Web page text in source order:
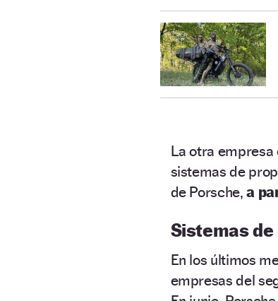
La otra empresa
sistemas de
de Porsche,a
Sistemas
En los últimos
empresas del